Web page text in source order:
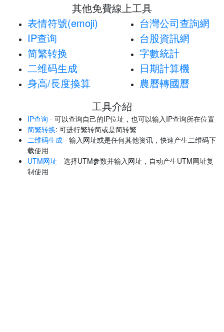
其他免費線上工具
表情符號(emoji)
IP查询
简繁转换
二维码生成
身高/長度換算
台灣公司查詢網
台股資訊網
字數統計
日期計算機
農曆轉國曆
工具介紹
IP查询 - 可以查询自己的IP位址，也可以输入IP查询所在位置
简繁转换: 可进行繁转简或是简转繁
二维码生成 - 输入网址或是任何其他资讯，快速产生二维码下
载使用
UTM网址 - 选择UTM参数并输入网址，自动产生UTM网址复
制使用